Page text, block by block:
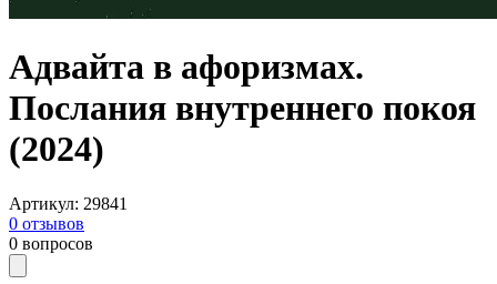
Адвайта в афоризмах.
Послания внутреннего покоя
(2024)
Артикул: 29841
0 отзывов
0 вопросов